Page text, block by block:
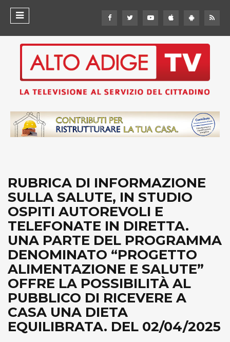
RUBRICA DI INFORMAZIONE
SULLA SALUTE, IN STUDIO
OSPITI AUTOREVOLI E
TELEFONATE IN DIRETTA.
UNA PARTE DEL PROGRAMMA
DENOMINATO “PROGETTO
ALIMENTAZIONE E SALUTE”
OFFRE LA POSSIBILITÀ AL
PUBBLICO DI RICEVERE A
CASA UNA DIETA
EQUILIBRATA. DEL 02/04/2025